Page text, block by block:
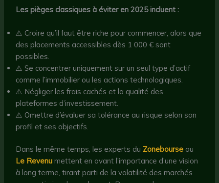
Les pièges classiques à éviter en 2025 incluent :
⚠️ Croire qu’il faut être riche pour commencer, alors que
des placements accessibles dès 1 000 € sont
possibles.
⚠️ Se concentrer uniquement sur un seul type d’actif
comme l’immobilier ou les actions technologiques.
⚠️ Négliger les frais cachés et la qualité des
plateformes d’investissement.
⚠️ Omettre d’évaluer sa tolérance au risque selon son
profil et ses objectifs.
Dans le même temps, les experts du Zonebourse ou
Le Revenu mettent en avant l’importance d’une vision
à long terme, tirant parti de la volatilité des marchés